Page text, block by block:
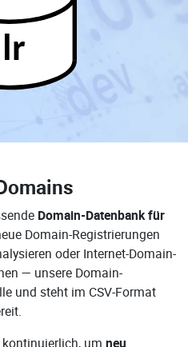
Domain-Datenbank für
Domain-Registrierungen
oder Internet-Domain-
— unsere Domain-
und steht im CSV-Format
um neu